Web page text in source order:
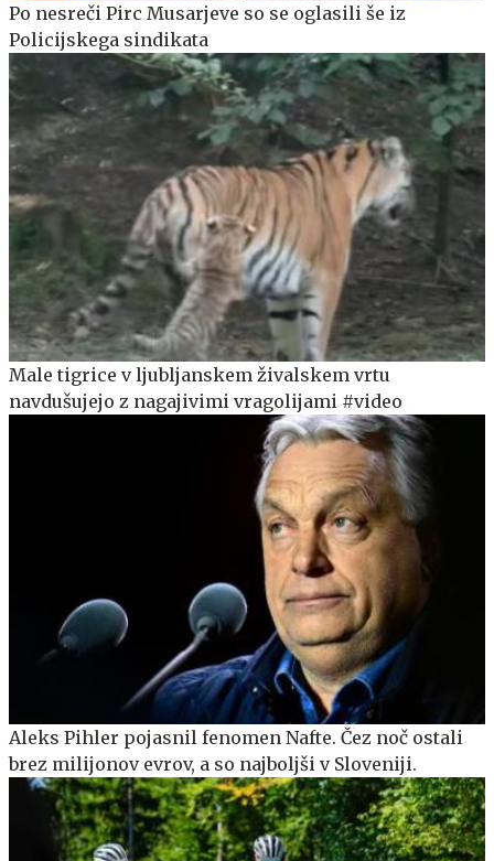
Po nesreči Pirc Musarjeve so se oglasili še iz
Policijskega sindikata
Male tigrice v ljubljanskem živalskem vrtu
navdušujejo z nagajivimi vragolijami #video
Aleks Pihler pojasnil fenomen Nafte. Čez noč ostali
brez milijonov evrov, a so najboljši v Sloveniji.